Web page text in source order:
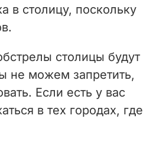
в столицу, поскольку
столицы будут
не можем запретить,
Если есть у вас
в тех городах, где